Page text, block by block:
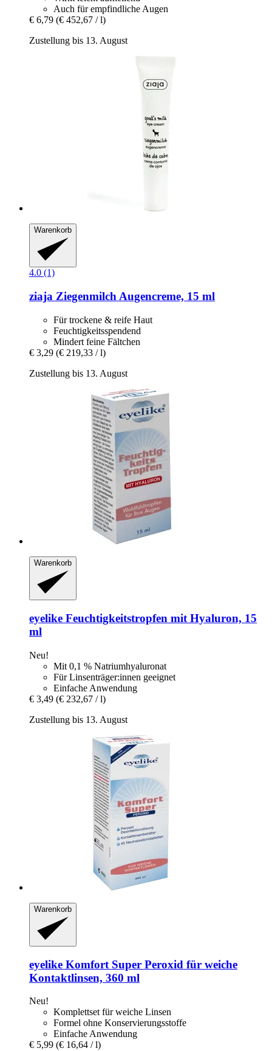
Auch für empfindliche Augen
€ 6,79 (€ 452,67 / l)
Zustellung bis 13. August
Warenkorb
4.0 (1)
ziaja Ziegenmilch Augencreme, 15 ml
Für trockene & reife Haut
Feuchtigkeitsspendend
Mindert feine Fältchen
€ 3,29 (€ 219,33 / l)
Zustellung bis 13. August
Warenkorb
eyelike Feuchtigkeitstropfen mit Hyaluron, 15
ml
Neu!
Mit 0,1 % Natriumhyaluronat
Für Linsenträger:innen geeignet
Einfache Anwendung
€ 3,49 (€ 232,67 / l)
Zustellung bis 13. August
Warenkorb
eyelike Komfort Super Peroxid für weiche
Kontaktlinsen, 360 ml
Neu!
Komplettset für weiche Linsen
Formel ohne Konservierungsstoffe
Einfache Anwendung
€ 5,99 (€ 16,64 / l)